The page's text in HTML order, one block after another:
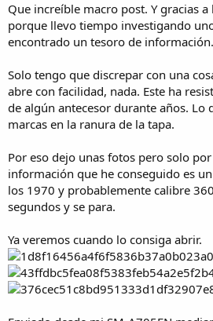
Que increíble macro post. Y gracias
porque llevo tiempo investigando
encontrado un tesoro de información.
Solo tengo que discrepar con una
abre con facilidad, nada. Este ha
de algún antecesor durante años. Lo
marcas en la ranura de la tapa.
Por eso dejo unas fotos pero solo
información que he conseguido es
los 1970 y probablemente calibre
segundos y se para.
Ya veremos cuando lo consiga abrir.